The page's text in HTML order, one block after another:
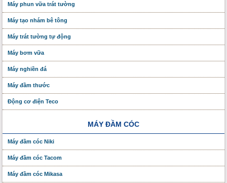
Máy phun vữa trát tường
Máy tạo nhám bê tông
Máy trát tường tự động
Máy bơm vữa
Máy nghiền đá
Máy đầm thước
Động cơ điện Teco
MÁY ĐẦM CÓC
Máy đầm cóc Niki
Máy đầm cóc Tacom
Máy đầm cóc Mikasa